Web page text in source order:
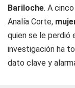
Bariloche. A
Analía Corte,
quien se le perdió
investigación ha
dato clave y